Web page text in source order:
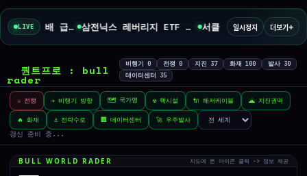
LIVE 코스피 폭락 경고 8배 급증…이번엔 샌디 공포 [플러스 관심종목] 삼전닉스 레버리지 ETF 규제했지만… '코인판'처럼 흔들린 코스피 [주간... 서클 7% 급등, 은행 인가와 Arc 메인넷 출시 기대에 투자자 집중
일시정지 더보기+
퀀트프로 : bull
rader
비행기0 전쟁0 지진 37 화재100 발사 30
데이터센터 35
⚔️ 전쟁 ✈️ 비행기 방향 🗺️ 국가명 ☢️ 핵시설 🔌 해저케이블 🌋 지진권역
🔥 화재 ⚓ 전략수로 🏢 데이터센터 🚀 우주발사
갱신 준비 중...
BULL WORLD RADER 지도에 뜬 아이콘 클릭 -> 정보 제공